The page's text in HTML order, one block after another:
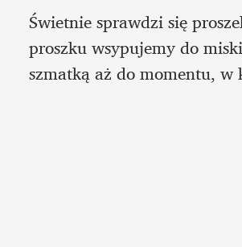
Świetnie sprawdzi się
proszku wsypujemy do
szmatką aż do momentu,